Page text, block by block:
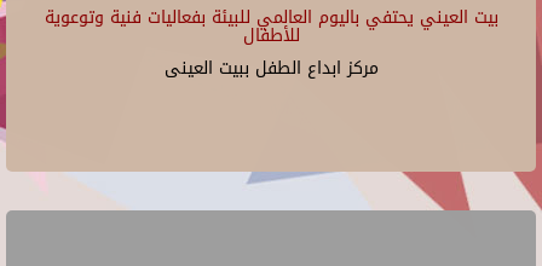
بيت العيني يحتفي باليوم العالمي للبيئة بفعاليات فنية وتوعوية
للأطفال
مركز ابداع الطفل ببيت العينى